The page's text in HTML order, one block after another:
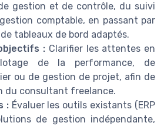
gestion et de contrôle, du suivi
comptable, en passant par
de tableaux de bord adaptés.
: Clarifier les attentes en
de la performance, de
ou de gestion de projet, afin de
du consultant freelance.
:Évaluer les outils existants (ERP
de gestion indépendante,